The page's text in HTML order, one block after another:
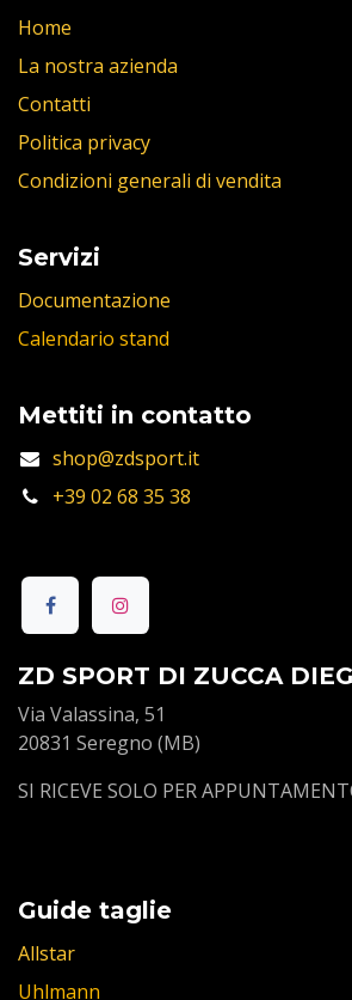
Home
La nostra azienda
Contatti
Politica privacy
Condizioni generali di vendita
Servizi
Documentazione
Calendario stand
Mettiti in contatto
shop@zdsport.it
+39 02 68 35 38
ZD SPORT DI ZUCCA
Via Valassina, 51
20831 Seregno (MB)
SI RICEVE SOLO PER
Guide taglie
Allstar
Uhlmann